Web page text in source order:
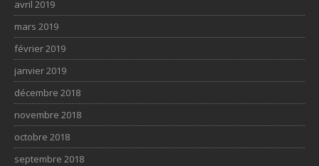
avril 2019
mars 2019
février 2019
janvier 2019
décembre 2018
novembre 2018
octobre 2018
septembre 2018